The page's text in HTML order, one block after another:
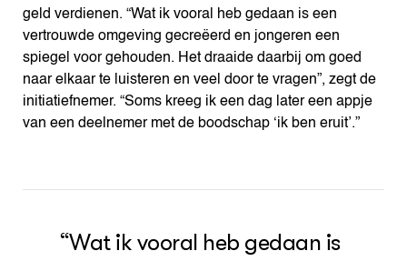
geld verdienen. “Wat ik vooral heb gedaan is een
vertrouwde omgeving gecreëerd en jongeren een
spiegel voor gehouden. Het draaide daarbij om goed
naar elkaar te luisteren en veel door te vragen”, zegt de
initiatiefnemer. “Soms kreeg ik een dag later een appje
van een deelnemer met de boodschap ‘ik ben eruit’.”
“Wat ik vooral heb gedaan is